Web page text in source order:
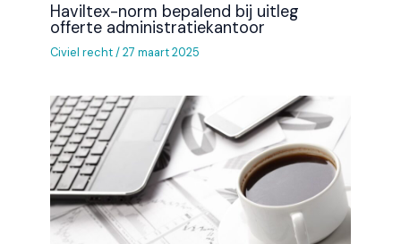
Haviltex-norm bepalend bij uitleg
offerte administratiekantoor
Civiel recht/27 maart 2025